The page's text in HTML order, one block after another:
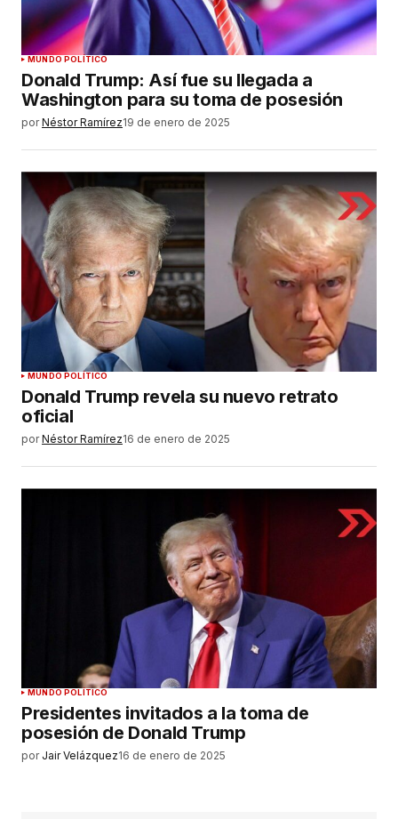
MUNDO POLÍTICO
Donald Trump: Así fue su llegada a
Washington para su toma de posesión
por Néstor Ramírez19 de enero de 2025
MUNDO POLÍTICO
Donald Trump revela su nuevo retrato
oficial
por Néstor Ramírez16 de enero de 2025
MUNDO POLÍTICO
Presidentes invitados a la toma de
posesión de Donald Trump
por Jair Velázquez16 de enero de 2025